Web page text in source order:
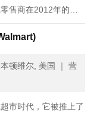
售商在2012年的净
，公司的净收入为
顿维尔, 美国 ｜ 营
市时代，它被推上了